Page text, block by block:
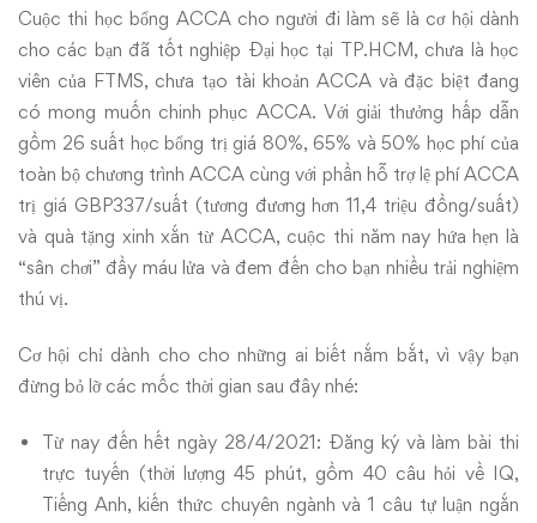
Cuộc thi học bổng ACCA cho người đi làm sẽ là cơ hội dành
cho các bạn đã tốt nghiệp Đại học tại TP.HCM, chưa là học
viên của FTMS, chưa tạo tài khoản ACCA và đặc biệt đang
có mong muốn chinh phục ACCA. Với giải thưởng hấp dẫn
gồm 26 suất học bổng trị giá 80%, 65% và 50% học phí của
toàn bộ chương trình ACCA cùng với phần hỗ trợ lệ phí ACCA
trị giá GBP337/suất (tương đương hơn 11,4 triệu đồng/suất)
và quà tặng xinh xắn từ ACCA, cuộc thi năm nay hứa hẹn là
“sân chơi” đầy máu lửa và đem đến cho bạn nhiều trải nghiệm
thú vị.
Cơ hội chỉ dành cho cho những ai biết nắm bắt, vì vậy bạn
đừng bỏ lỡ các mốc thời gian sau đây nhé:
Từ nay đến hết ngày 28/4/2021: Đăng ký và làm bài thi
trực tuyến (thời lượng 45 phút, gồm 40 câu hỏi về IQ,
Tiếng Anh, kiến thức chuyên ngành và 1 câu tự luận ngắn